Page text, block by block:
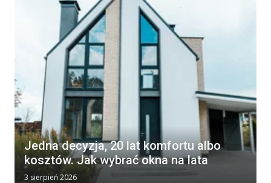
Jedna decyzja, 20 lat komfortu albo
kosztów. Jak wybrać okna na lata
3 sierpień 2026